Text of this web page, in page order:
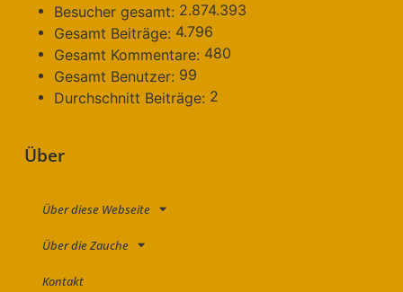
Besucher gesamt: 2.874.393
Gesamt Beiträge: 4.796
Gesamt Kommentare: 480
Gesamt Benutzer: 99
Durchschnitt Beiträge: 2
Über
Über diese Webseite
Über die Zauche
Kontakt